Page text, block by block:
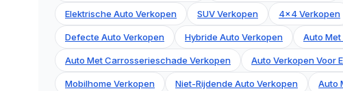
Elektrische Auto Verkopen SUV Verkopen 4x4 Verkopen
Defecte Auto Verkopen Hybride Auto Verkopen Auto
Auto Met Carrosserieschade Verkopen Auto Verkopen Voor
Mobilhome Verkopen Niet-Rijdende Auto Verkopen Auto